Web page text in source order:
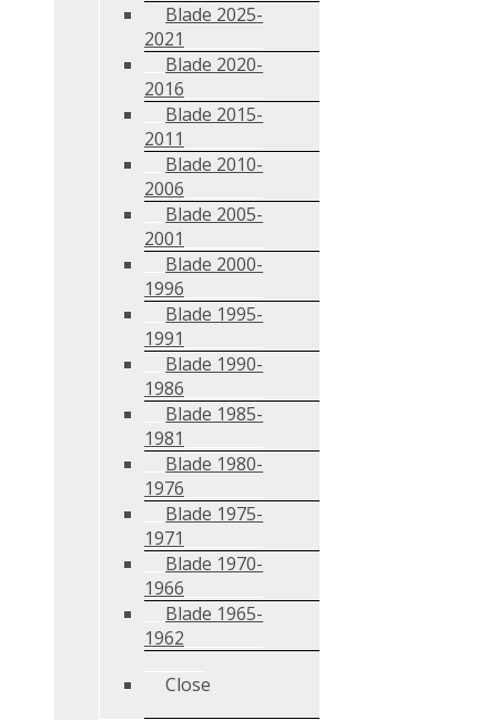
Blade 2025-
2021
Blade 2020-
2016
Blade 2015-
2011
Blade 2010-
2006
Blade 2005-
2001
Blade 2000-
1996
Blade 1995-
1991
Blade 1990-
1986
Blade 1985-
1981
Blade 1980-
1976
Blade 1975-
1971
Blade 1970-
1966
Blade 1965-
1962
Close